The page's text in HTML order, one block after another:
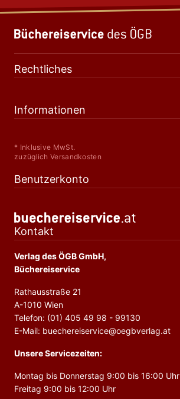
Rechtliches
Informationen
* Inklusive MwSt.
zuzüglich Versandkosten
Benutzerkonto
Kontakt
Verlag des ÖGB GmbH,
Büchereiservice
Rathausstraße 21
A-1010 Wien
Telefon: (01) 405 49 98 - 99130
E-Mail: buechereiservice@oegbverlag.at
Unsere Servicezeiten:
Montag bis Donnerstag 9:00 bis 16:00 Uhr
Freitag 9:00 bis 12:00 Uhr